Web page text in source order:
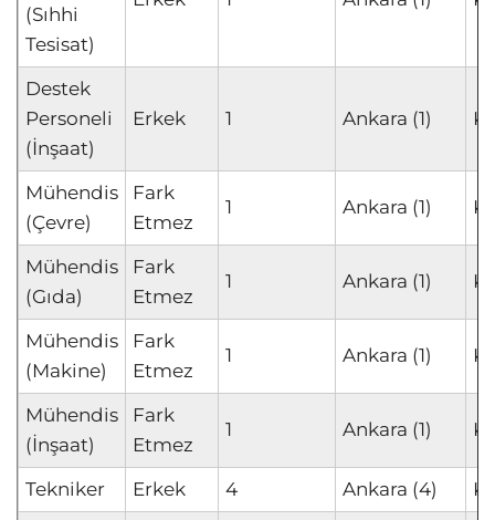
(Sıhhi
Tesisat)
Destek
Personeli
(İnşaat)
Erkek 1 Ankara (1)
Mühendis
(Çevre)
Fark
Etmez
1 Ankara (1)
Mühendis
(Gıda)
Fark
Etmez
1 Ankara (1)
Mühendis
(Makine)
Fark
Etmez
1 Ankara (1)
Mühendis
(İnşaat)
Fark
Etmez
1 Ankara (1)
Tekniker Erkek 4 Ankara (4)